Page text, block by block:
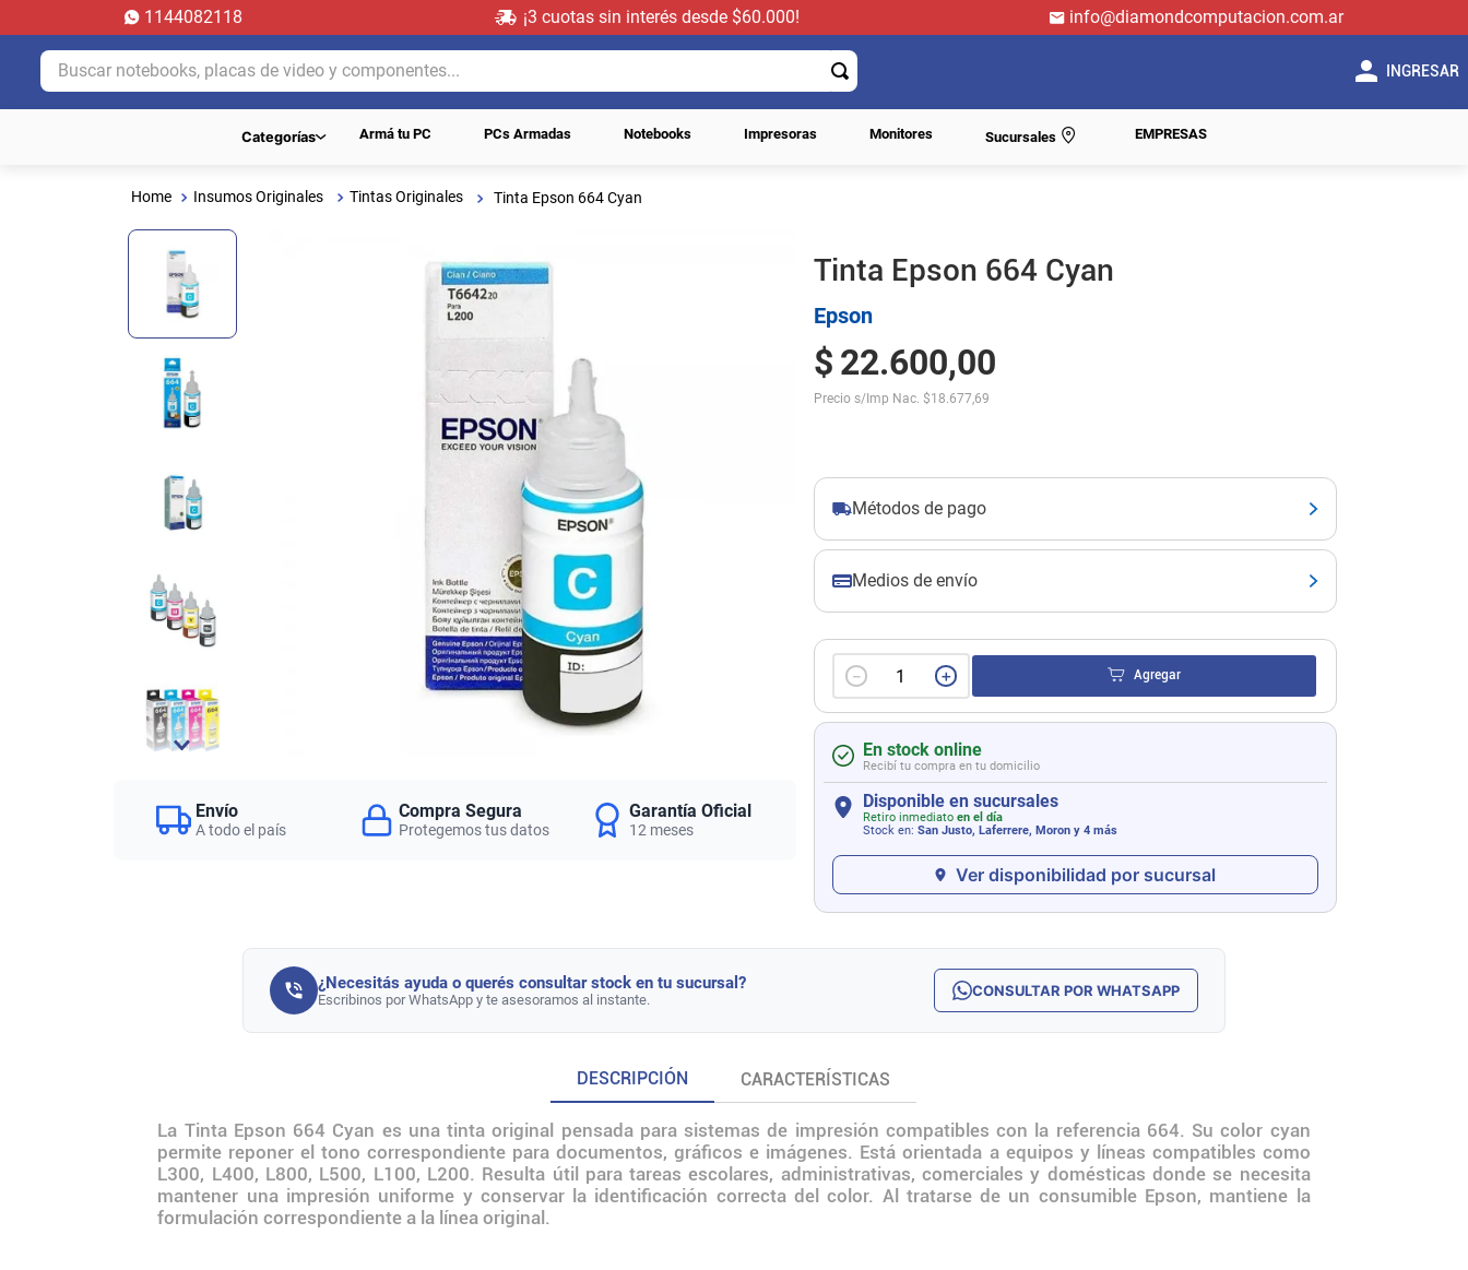
1144082118 ¡3 cuotas sin interés desde $60.000!
info@diamondcomputacion.com.ar
Buscar notebooks, placas de video y componentes...
INGRESAR
Categorías Armá tu PC PCs Armadas Notebooks Impresoras Monitores Sucursales EMPRESAS
Insumos Originales Tintas Originales Tinta Epson 664 Cyan
Envío
A todo el país
Compra Segura
Protegemos tus datos
Garantía Oficial
12 meses
Tinta Epson 664 Cyan
Epson
$ 22.600,00
Precio s/Imp Nac. $18.677,69
Métodos de pago
Medios de envío
＋
－ Agregar
En stock online
Recibí tu compra en tu domicilio
Disponible en sucursales
Retiro inmediato en el día
Stock en: San Justo, Laferrere, Morony 4 más
Ver disponibilidad por sucursal
¿Necesitás ayuda o querés consultar stock en tu sucursal?
Escribinos por WhatsApp y te asesoramos al instante. CONSULTAR POR WHATSAPP
DESCRIPCIÓN CARACTERÍSTICAS
La Tinta Epson 664 Cyan es una tinta original pensada para sistemas de impresión compatibles con la referencia 664. Su color cyan
permite reponer el tono correspondiente para documentos, gráficos e imágenes. Está orientada a equipos y líneas compatibles como
L300, L400, L800, L500, L100, L200. Resulta útil para tareas escolares, administrativas, comerciales y domésticas donde se necesita
mantener una impresión uniforme y conservar la identificación correcta del color. Al tratarse de un consumible Epson, mantiene la
formulación correspondiente a la línea original.